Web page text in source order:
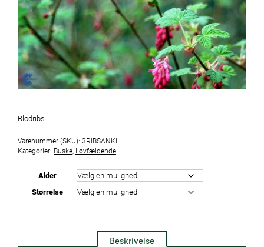
Blodribs
Varenummer (SKU): 3RIBSANKI
Kategorier: Buske Løvfældende
Alder
Størrelse
Beskrivelse